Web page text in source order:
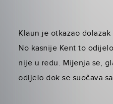
Klaun je otkazao
No kasnije Kent to
nije u redu. Mijenja se,
odijelo dok se suočava